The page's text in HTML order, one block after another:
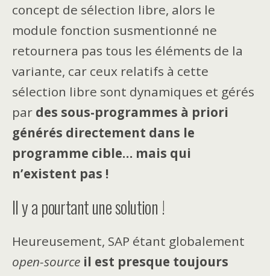
concept de sélection libre, alors le
module fonction susmentionné ne
retournera pas tous les éléments de la
variante, car ceux relatifs à cette
sélection libre sont dynamiques et gérés
par des sous-programmes à priori
générés directement dans le
programme cible… mais qui
n’existent pas !
Il y a pourtant une solution !
Heureusement, SAP étant globalement
open-source il est presque toujours